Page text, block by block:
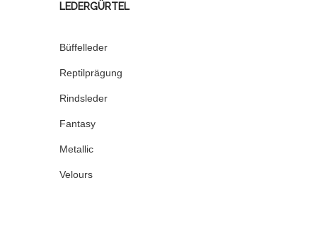
LEDERGÜRTEL
Büffelleder
Reptilprägung
Rindsleder
Fantasy
Metallic
Velours